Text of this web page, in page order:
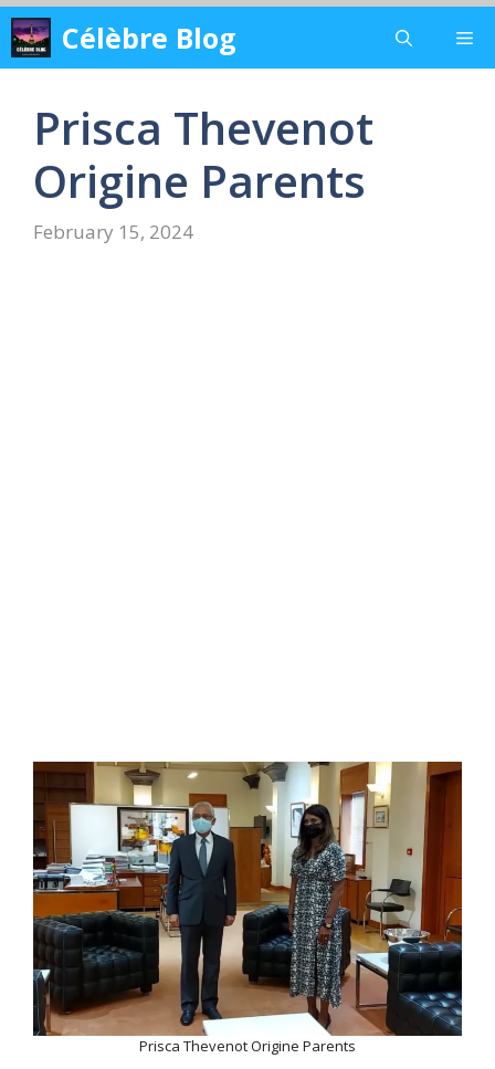
Skip
to
content
Célèbre Blog
Prisca Thevenot
Origine Parents
February 15, 2024
Prisca Thevenot Origine Parents